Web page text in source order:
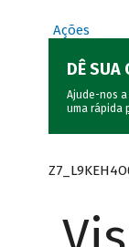
Ações
DÊ SUA
Ajude-nos a
uma rápida